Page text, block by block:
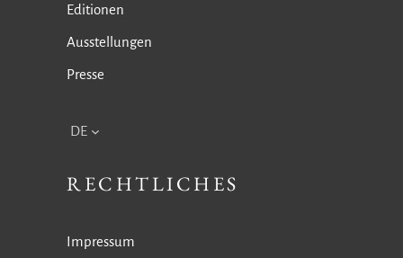
Editionen
Ausstellungen
Presse
DE
RECHTLICHES
Impressum